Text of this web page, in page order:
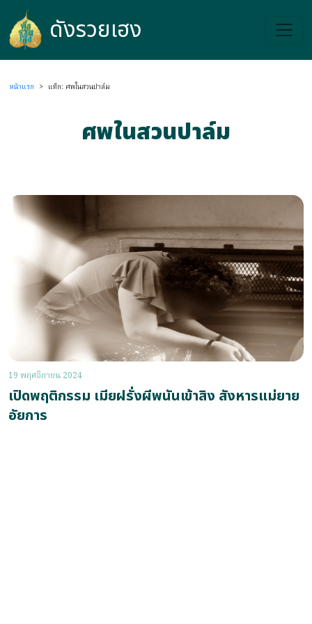
ดังรวยเฮง
ดังรวยเฮง
หน้าแรก > แท็ก: ศพในสวนปาล์ม
ศพในสวนปาล์ม
19 พฤศจิกายน 2024
เปิดพฤติกรรม เมียฝรั่งผีพนันเข้าสิง สังหารแม่ยาย
อัยการ